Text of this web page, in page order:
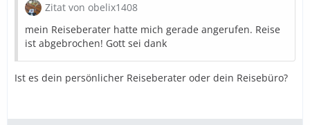
Zitat von obelix1408
mein Reiseberater hatte mich gerade angerufen. Reise
ist abgebrochen! Gott sei dank
Ist es dein persönlicher Reiseberater oder dein Reisebüro?